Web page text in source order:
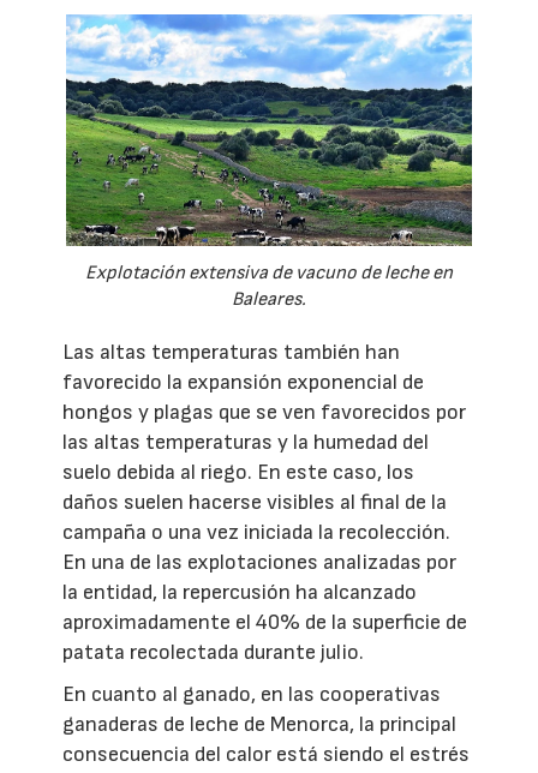
Explotación extensiva de vacuno de leche en
Baleares.
Las altas temperaturas también han
favorecido la expansión exponencial de
hongos y plagas que se ven favorecidos por
las altas temperaturas y la humedad del
suelo debida al riego. En este caso, los
daños suelen hacerse visibles al final de la
campaña o una vez iniciada la recolección.
En una de las explotaciones analizadas por
la entidad, la repercusión ha alcanzado
aproximadamente el 40% de la superficie de
patata recolectada durante julio.
En cuanto al ganado, en las cooperativas
ganaderas de leche de Menorca, la principal
consecuencia del calor está siendo el estrés